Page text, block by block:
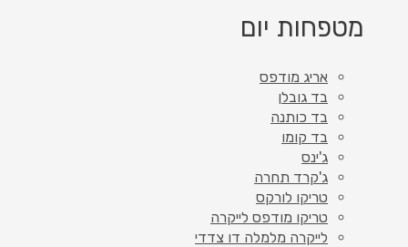
מטפחות יום
אריג מודפס
בד גובלן
בד כותנה
בד קומו
ג'ינס
ג'קרד תחרה
טריקו לורקס
טריקו מודפס לייקרה
לייקרה מלמלה דו צדדי